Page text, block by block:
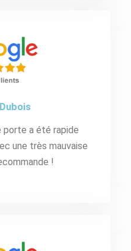
porte a été rapide
une très mauvaise
!